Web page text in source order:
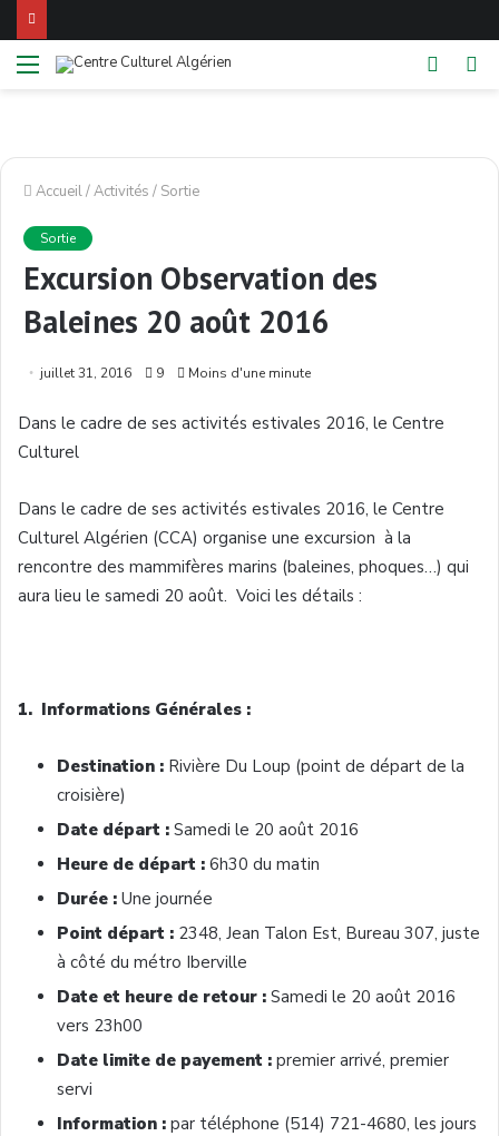
Menu
Switch
Accueil/Activités / Sortie
Sortie
Excursion Observation des
Baleines 20 août 2016
juillet 31, 2016 9 Moins d'une minute
Dans le cadre de ses activités estivales 2016, le Centre
Culturel
Dans le cadre de ses activités estivales 2016, le Centre
Culturel Algérien (CCA) organise une excursion à la
rencontre des mammifères marins (baleines, phoques…) qui
aura lieu le samedi 20 août. Voici les détails :
1. Informations Générales :
Destination : Rivière Du Loup (point de départ de la
croisière)
Date départ : Samedi le 20 août 2016
Heure de départ : 6h30 du matin
Durée : Une journée
Point départ : 2348, Jean Talon Est, Bureau 307, juste
à côté du métro Iberville
Date et heure de retour : Samedi le 20 août 2016
vers 23h00
Date limite de payement : premier arrivé, premier
servi
Information : par téléphone (514) 721-4680, les jours